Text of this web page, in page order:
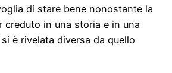
di stare bene nonostante la
creduto in una storia e in una
è rivelata diversa da quello